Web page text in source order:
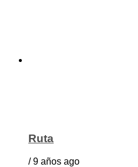
Ruta
/ 9 años ago